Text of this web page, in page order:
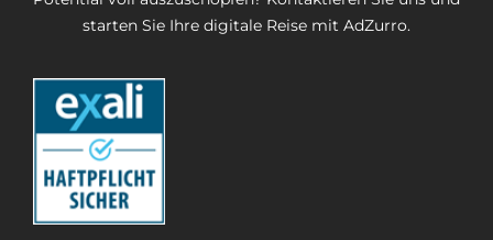
starten Sie Ihre digitale Reise mit AdZurro.